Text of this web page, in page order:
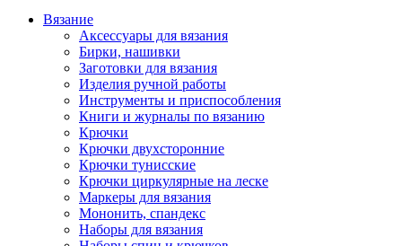
Вязание
Аксессуары для вязания
Бирки, нашивки
Заготовки для вязания
Изделия ручной работы
Инструменты и приспособления
Книги и журналы по вязанию
Крючки
Крючки двухсторонние
Крючки тунисские
Крючки циркулярные на леске
Маркеры для вязания
Мононить, спандекс
Наборы для вязания